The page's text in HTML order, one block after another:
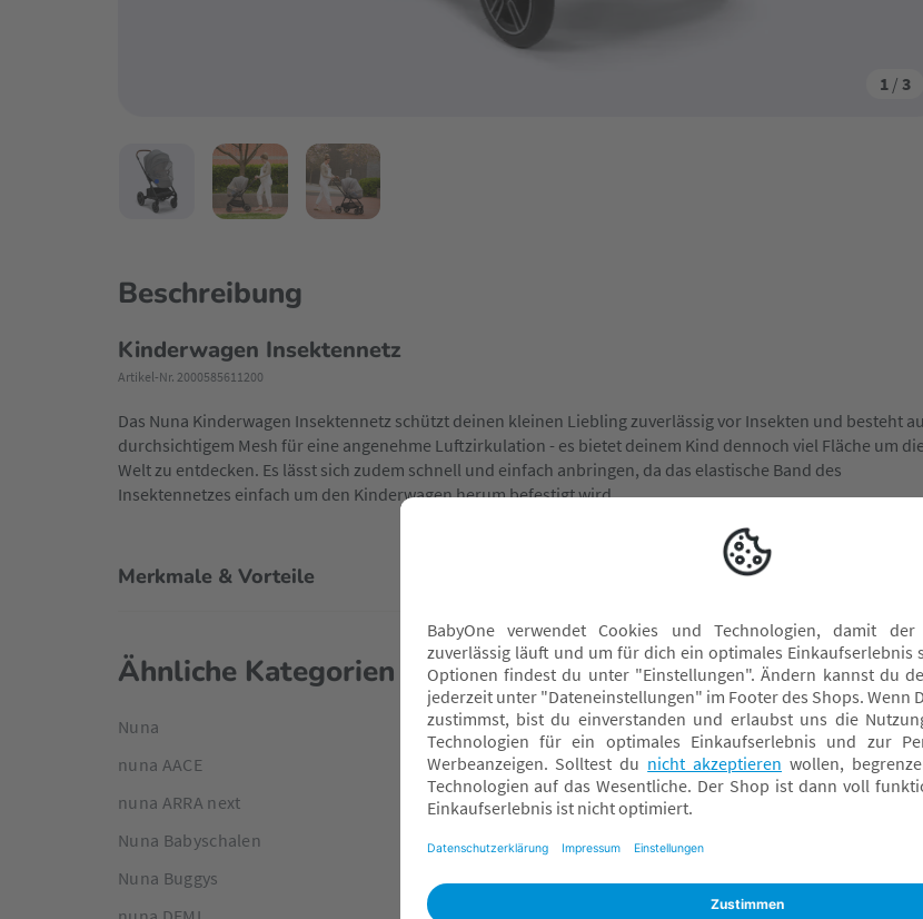
1 /3
Beschreibung
Kinderwagen Insektennetz
Artikel-Nr. 2000585611200
Das Nuna Kinderwagen Insektennetz schützt deinen kleinen Liebling zuverlässig vor Insekten und besteht
durchsichtigem Mesh für eine angenehme Luftzirkulation - es bietet deinem Kind dennoch viel Fläche um die
Welt zu entdecken. Es lässt sich zudem schnell und einfach anbringen, da das elastische Band des
Insektennetzes einfach um den Kinderwagen herum befestigt wird.
Merkmale & Vorteile
Ähnliche Kategorien
Nuna
nuna AACE
nuna ARRA next
Nuna Babyschalen
Nuna Buggys
Nuna Kinderwagen
nuna MIXX next
Nuna Reboarder
Nuna Reisebetten
nuna TRIV lx